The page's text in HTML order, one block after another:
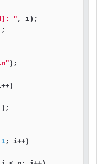
", i);
);
1; i++)